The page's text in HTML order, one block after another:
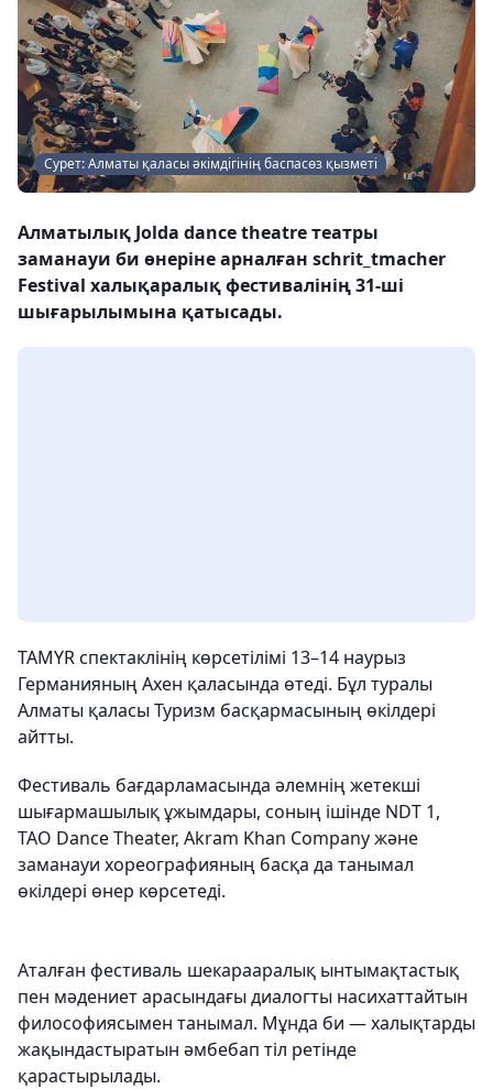
Сурет: Алматы қаласы әкімдігінің баспасөз қызметі
Алматылық Jolda dance theatre театры
заманауи би өнеріне арналған schrit_tmacher
Festival халықаралық фестивалінің 31-ші
шығарылымына қатысады.
TAMYR спектаклінің көрсетілімі 13–14 наурыз
Германияның Ахен қаласында өтеді. Бұл туралы
Алматы қаласы Туризм басқармасының өкілдері
айтты.
Фестиваль бағдарламасында әлемнің жетекші
шығармашылық ұжымдары, соның ішінде NDT 1,
TAO Dance Theater, Akram Khan Company және
заманауи хореографияның басқа да танымал
өкілдері өнер көрсетеді.
Аталған фестиваль шекарааралық ынтымақтастық
пен мәдениет арасындағы диалогты насихаттайтын
философиясымен танымал. Мұнда би — халықтарды
жақындастыратын әмбебап тіл ретінде
қарастырылады.